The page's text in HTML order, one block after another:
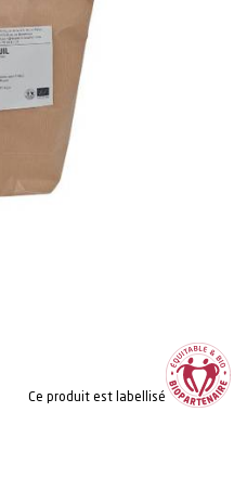
Ce produit est labellisé